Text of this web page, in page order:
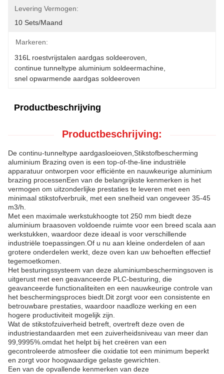
Levering Vermogen:
10 Sets/maand
Markeren:
316L roestvrijstalen aardgas soldeeroven
continue tunneltype aluminium soldeermachine
snel opwarmende aardgas soldeeroven
Productbeschrijving
Productbeschrijving:
De continu-tunneltype aardgasloeioven,Stikstofbescherming
aluminium Brazing oven is een top-of-the-line industriële
apparatuur ontworpen voor efficiënte en nauwkeurige aluminium
brazing processenEen van de belangrijkste kenmerken is het
vermogen om uitzonderlijke prestaties te leveren met een
minimaal stikstofverbruik, met een snelheid van ongeveer 35-45
m3/h.
Met een maximale werkstukhoogte tot 250 mm biedt deze
aluminium braasoven voldoende ruimte voor een breed scala aan
werkstukken, waardoor deze ideaal is voor verschillende
industriële toepassingen.Of u nu aan kleine onderdelen of aan
grotere onderdelen werkt, deze oven kan uw behoeften effectief
tegemoetkomen.
Het besturingssysteem van deze aluminiumbeschermingsoven is
uitgerust met een geavanceerde PLC-besturing, die
geavanceerde functionaliteiten en een nauwkeurige controle van
het beschermingsproces biedt.Dit zorgt voor een consistente en
betrouwbare prestaties, waardoor naadloze werking en een
hogere productiviteit mogelijk zijn.
Wat de stikstofzuiverheid betreft, overtreft deze oven de
industriestandaarden met een zuiverheidsniveau van meer dan
99,9995%.omdat het helpt bij het creëren van een
gecontroleerde atmosfeer die oxidatie tot een minimum beperkt
en zorgt voor hoogwaardige gelaste gewrichten.
Een van de opvallende kenmerken van deze